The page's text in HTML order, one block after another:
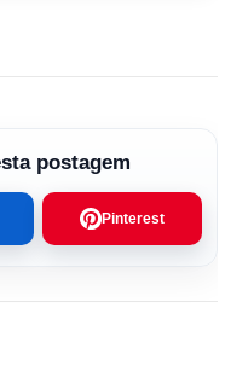
postagem
Pinterest